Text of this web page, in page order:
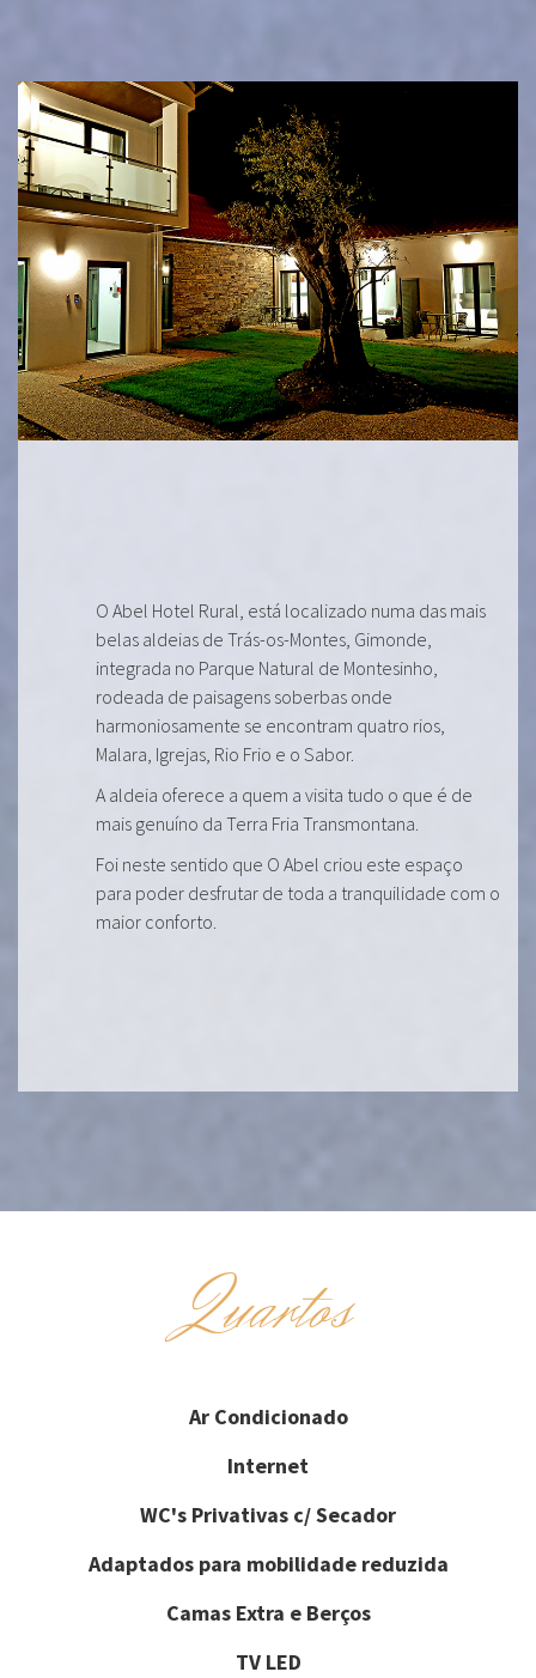
O Abel Hotel Rural, está localizado numa das mais
belas aldeias de Trás-os-Montes, Gimonde,
integrada no Parque Natural de Montesinho,
rodeada de paisagens soberbas onde
harmoniosamente se encontram quatro rios,
Malara, Igrejas, Rio Frio e o Sabor.
A aldeia oferece a quem a visita tudo o que é de
mais genuíno da Terra Fria Transmontana.
Foi neste sentido que O Abel criou este espaço
para poder desfrutar de toda a tranquilidade com o
maior conforto.
Quartos
Ar Condicionado
Internet
WC's Privativas c/ Secador
Adaptados para mobilidade reduzida
Camas Extra e Berços
TV LED